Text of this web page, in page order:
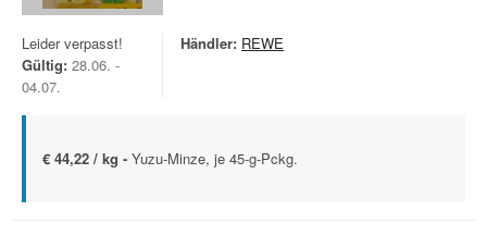
Leider verpasst!
Gültig: 28.06. -
04.07.
Händler: REWE
€ 44,22 / kg - Yuzu-Minze, je 45-g-Pckg.